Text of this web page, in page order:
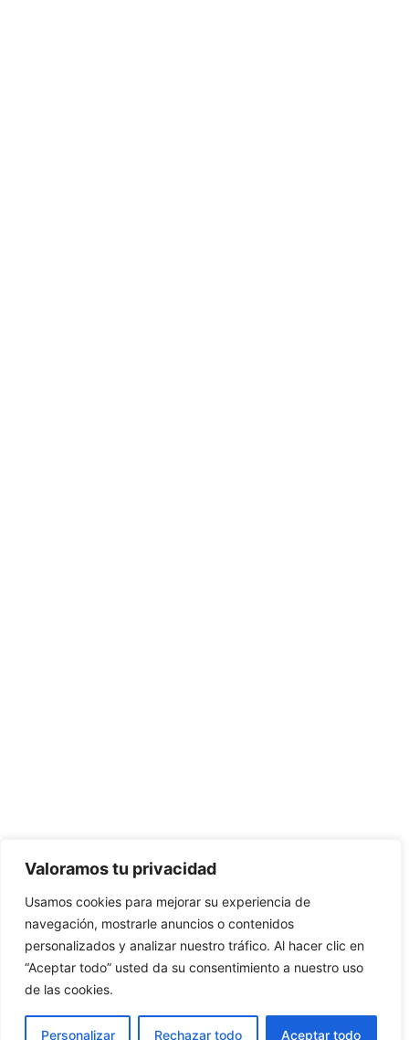
Valoramos tu privacidad
Usamos cookies para mejorar su experiencia de
navegación, mostrarle anuncios o contenidos
personalizados y analizar nuestro tráfico. Al hacer clic en
“Aceptar todo” usted da su consentimiento a nuestro uso
de las cookies.
Personalizar Rechazar todo Aceptar todo